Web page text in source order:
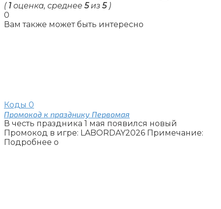
( 1 оценка, среднее 5из 5)
0
Вам также может быть интересно
Коды 0
Промокод к празднику Первомая
В честь праздника 1 мая появился новый
Промокод в игре: LABORDAY2026 Примечание:
Подробнее о